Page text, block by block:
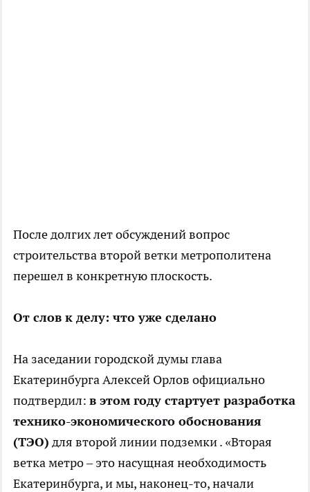
После долгих лет обсуждений вопрос
строительства второй ветки метрополитена
перешел в конкретную плоскость.
От слов к делу: что уже сделано
На заседании городской думы глава
Екатеринбурга Алексей Орлов официально
подтвердил: в этом году стартует разработка
технико-экономического обоснования
(ТЭО) для второй линии подземки . «Вторая
ветка метро – это насущная необходимость
Екатеринбурга, и мы, наконец-то, начали